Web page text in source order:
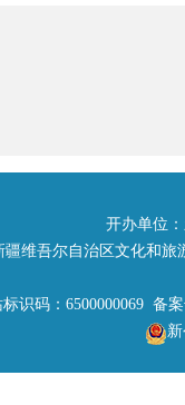
格。
推广服
万元
组织
动顺利
开办单位
疆维吾尔自治区文化和
标识码：6500000069 备